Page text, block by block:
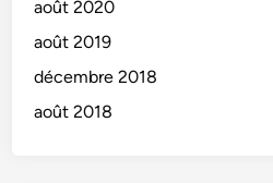
août 2020
août 2019
décembre 2018
août 2018